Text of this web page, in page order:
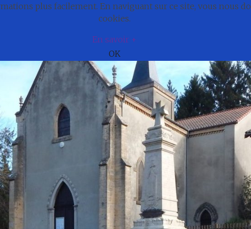
Cadre de vie
plus facilement. En naviguant sur ce site, vous nous
cookies.
En savoir +
OK